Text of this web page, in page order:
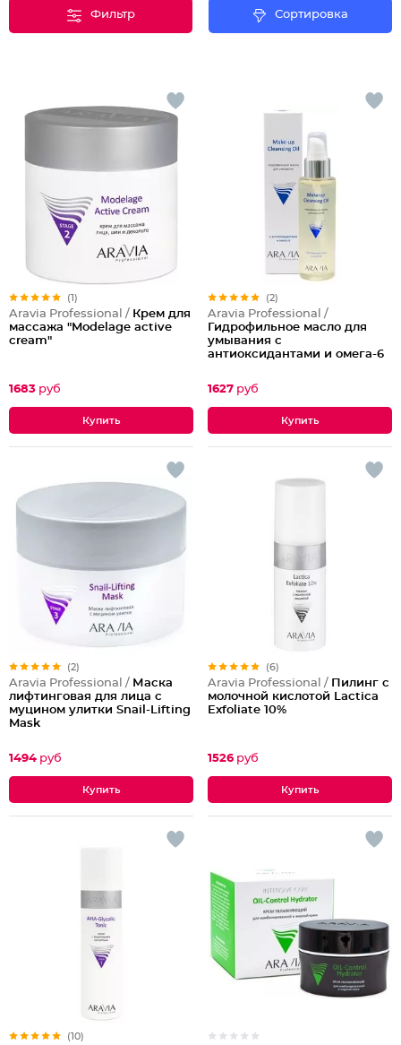
Фильтр Сортировка
(1)
Aravia Professional / Крем для
массажа "Modelage active
cream"
1683 руб
(2)
Aravia Professional /
Гидрофильное масло для
умывания с
антиоксидантами и омега-6
1627 руб
(2)
Aravia Professional / Маска
лифтинговая для лица с
муцином улитки Snail-Lifting
Mask
1494 руб
(6)
Aravia Professional / Пилинг с
молочной кислотой Lactica
Exfoliate 10%
1526 руб
(10)